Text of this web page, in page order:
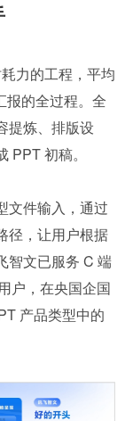
力的工程，平均
报的全过程。全
提炼、排版设
PPT 初稿。
文件输入，通过
径，让用户根据
智文已服务 C 端
户，在央国企国
产品类型中的